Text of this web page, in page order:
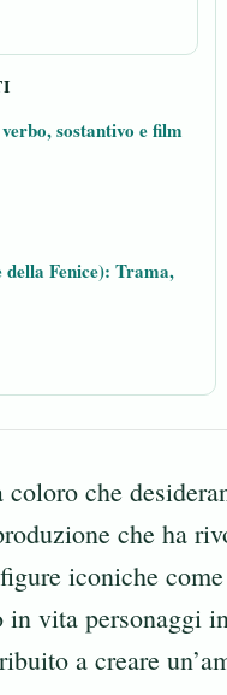
sostantivo e film
Fenice): Trama,
coloro che
che ha
iconiche come
in vita personaggi
a creare